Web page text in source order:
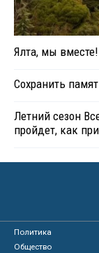
Ялта, мы вместе!
Сохранить
Летний сезон
пройдет, как
Политика
Общество